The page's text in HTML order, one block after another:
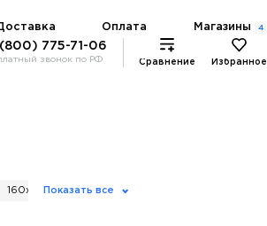
Оплата Магазины 4
775-71-06
звонок по РФ Сравнение Избранное
160x200 С ящиком
Показать все